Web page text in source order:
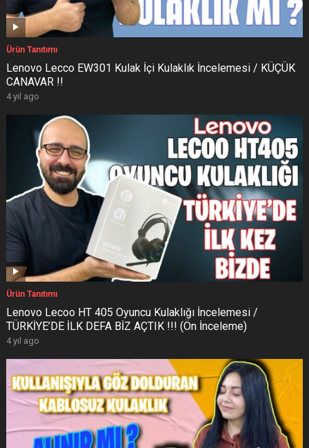
Ürün Tanıtımı
Lenovo Lecco EW301 Kulak İçi Kulaklık İncelemesi / KÜÇÜK
CANAVAR !!
4 yıl ago
Ürün Tanıtımı
Lenovo Lecoo HT 405 Oyuncu Kulaklığı İncelemesi /
TÜRKİYE’DE İLK DEFA BİZ AÇTIK !!! (Ön İnceleme)
4 yıl ago